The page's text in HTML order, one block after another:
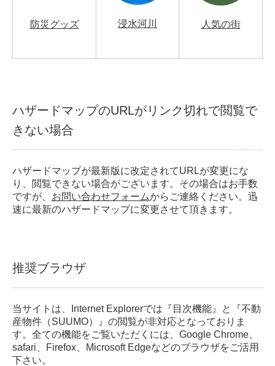
防災グッズ 浸水河川 人気の街
ハザードマップのURLがリンク切れで閲覧で
きない場合
ハザードマップが最新版に改定されてURLが変更にな
り、閲覧できない場合がございます。その場合はお手数
ですが、 お問い合わせフォームからご連絡ください。迅
速に最新のハザードマップに変更させて頂きます。
推奨ブラウザ
当サイトは、Internet Explorerでは『目次機能』と『不動
産物件（SUUMO）』の閲覧が非対応となっておりま
す。全ての機能をご覧いただくには、Google Chrome、
safari、Firefox、Microsoft Edgeなどのブラウザをご活用
下さい。